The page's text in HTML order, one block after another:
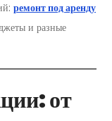
ремонт под аренду
и разные
от